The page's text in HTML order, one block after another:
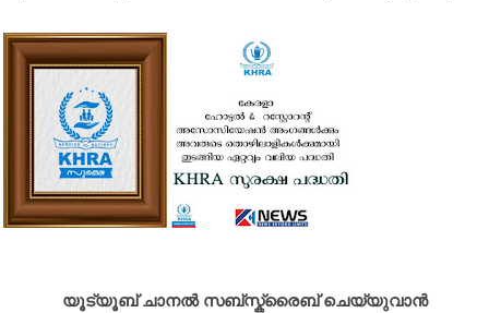
യൂട്യൂബ് ചാനൽ സബ്സ്ക്രൈബ് ചെയ്യുവാൻ